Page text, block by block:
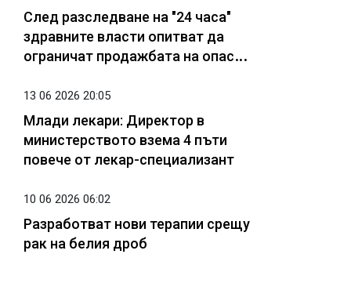
След разследване на "24 часа"
здравните власти опитват да
ограничат продажбата на опасни
13 06 2026 20:05
Млади лекари: Директор в
министерството взема 4 пъти
повече от лекар-специализант
10 06 2026 06:02
Разработват нови терапии срещу
рак на белия дроб